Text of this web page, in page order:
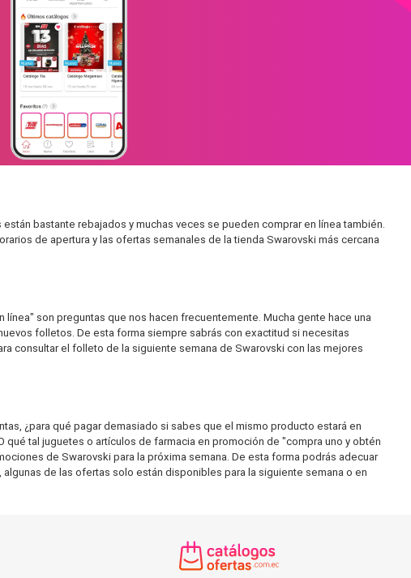
bastante rebajados y muchas veces se pueden comprar en línea también.
de apertura y las ofertas semanales de la tienda Swarovski más cercana
son preguntas que nos hacen frecuentemente. Mucha gente hace una
folletos. De esta forma siempre sabrás con exactitud si necesitas
consultar el folleto de la siguiente semana de Swarovski con las mejores
¿para qué pagar demasiado si sabes que el mismo producto estará en
tal juguetes o artículos de farmacia en promoción de "compra uno y obtén
de Swarovski para la próxima semana. De esta forma podrás adecuar
de las ofertas solo están disponibles para la siguiente semana o en